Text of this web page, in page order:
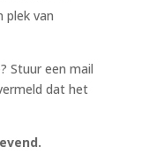
plek van
Stuur een mail
dat het